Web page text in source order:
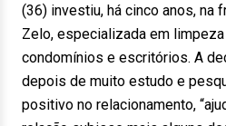
(36) investiu, há cinco anos, na
Zelo, especializada em
condomínios e escritórios. A
depois de muito estudo e
positivo no relacionamento,